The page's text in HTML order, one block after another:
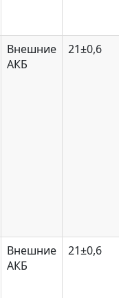
Внешние
АКБ
21±0,6
Внешние
АКБ
21±0,6